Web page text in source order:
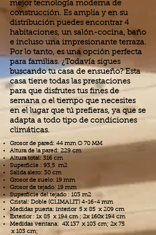
mejor tecnología moderna de
construcción. Es amplia y en su
distribución puedes encontrar 4
habitaciones, un salón-cocina, baño
e incluso una impresionante terraza.
Por lo tanto, es una opción perfecta
para familias. ¿Todavía sigues
buscando tu casa de ensueño? Esta
casa tiene todas las prestaciones
para que disfrutes tus fines de
semana o el tiempo que necesites
en el lugar que tú prefieras, ya que se
adapta a todo tipo de condiciones
climáticas.
Grosor de pared: 44 mm O 70 MM
Altura de la pared: 229 cm
Altura total: 316 cm
Superficie : 93,5 m2
Salida alero: 30 cm
Grosor de suelo: 19 mm
Grosor de tejado: 19 mm
Superficie del tejado : 103 m2
Cristal: Doble (CLIMALIT) 4-16-4 mm
Medidas puerta: interior 5 x 85 x 209 cm
Exterior : 1x 85 x 194 cm ; 2x 160x 194 cm
Medidas ventana: 4X 137 x 103 cm; 2x 75
x 103 cm;